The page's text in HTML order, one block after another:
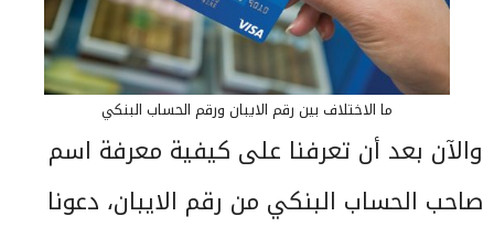
ما الاختلاف بين رقم الايبان ورقم الحساب البنكي
والآن بعد أن تعرفنا على كيفية معرفة اسم
صاحب الحساب البنكي من رقم الايبان، دعونا